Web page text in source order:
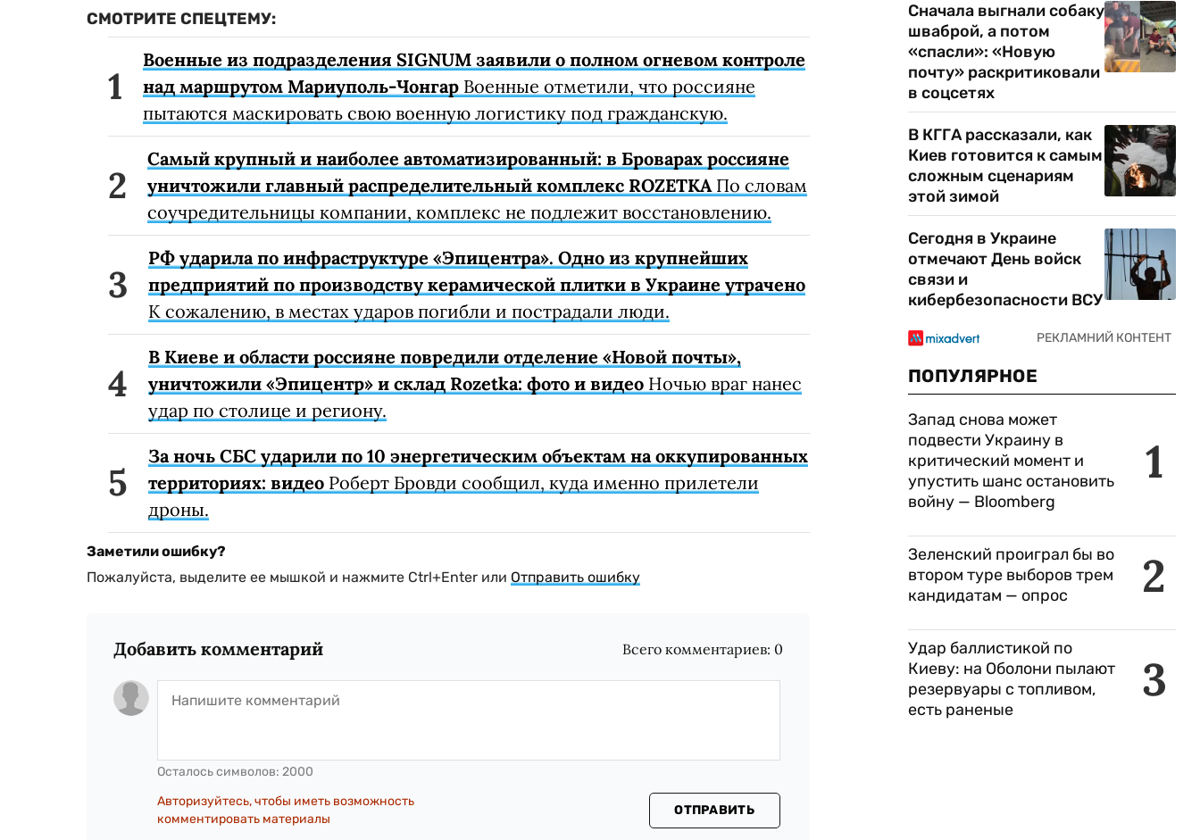
СМОТРИТЕ СПЕЦТЕМУ:
Военные из подразделения SIGNUM заявили о полном огневом контроле
над маршрутом Мариуполь-Чонгар Военные отметили, что россияне
пытаются маскировать свою военную логистику под гражданскую.
Самый крупный и наиболее автоматизированный: в Броварах россияне
уничтожили главный распределительный комплекс ROZETKAПо словам
соучредительницы компании, комплекс не подлежит восстановлению.
РФ ударила по инфраструктуре «Эпицентра». Одно из крупнейших
предприятий по производству керамической плитки в Украине утрачено
К сожалению, в местах ударов погибли и пострадали люди.
В Киеве и области россияне повредили отделение «Новой почты»,
уничтожили «Эпицентр» и склад Rozetka: фото и видео Ночью враг нанес
удар по столице и региону.
За ночь СБС ударили по 10 энергетическим объектам на оккупированных
территориях: видео Роберт Бровди сообщил, куда именно прилетели
дроны.
Заметили ошибку?
Пожалуйста, выделите ее мышкой и нажмите Ctrl+Enter или Отправить ошибку
Добавить комментарий Всего комментариев: 0
Осталось символов: 2000
Авторизуйтесь, чтобы иметь возможность
комментировать материалы
ОТПРАВИТЬ
Сначала выгнали собаку
шваброй, а потом
«спасли»: «Новую
почту» раскритиковали
в соцсетях
В КГГА рассказали, как
Киев готовится к самым
сложным сценариям
этой зимой
Сегодня в Украине
отмечают День войск
связи и
кибербезопасности ВСУ
ПОПУЛЯРНОЕ
1
Запад снова может
подвести Украину в
критический момент и
упустить шанс остановить
войну — Bloomberg
2
Зеленский проиграл бы во
втором туре выборов трем
кандидатам — опрос
3
Удар баллистикой по
Киеву: на Оболони пылают
резервуары с топливом,
есть раненые